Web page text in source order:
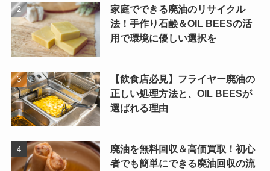
家庭でできる廃油のリサイクル
法！手作り石鹸＆OIL BEESの活
用で環境に優しい選択を
【飲食店必見】フライヤー廃油の
正しい処理方法と、OIL BEESが
選ばれる理由
廃油を無料回収＆高価買取！初心
者でも簡単にできる廃油回収の流